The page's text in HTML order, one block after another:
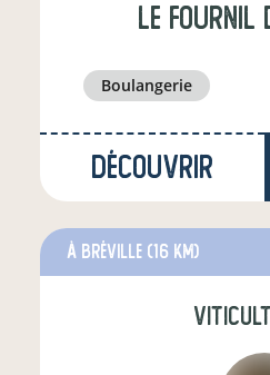
Le Fournil
boulangerie
Découvrir
à Bréville (16 km)